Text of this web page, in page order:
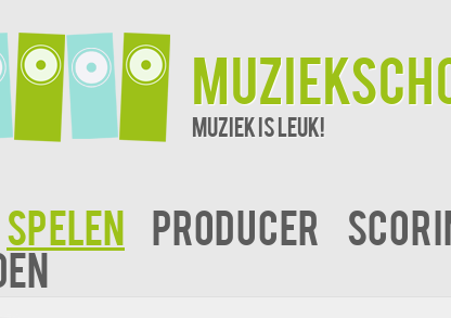
Muziek is leuk!
Spelen Producer